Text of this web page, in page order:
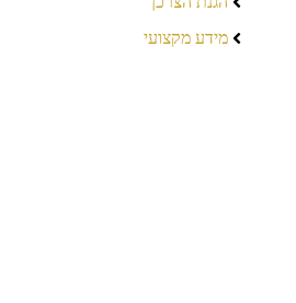
מידע מקצועי